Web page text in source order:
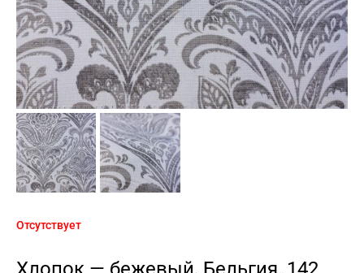
Отсутствует